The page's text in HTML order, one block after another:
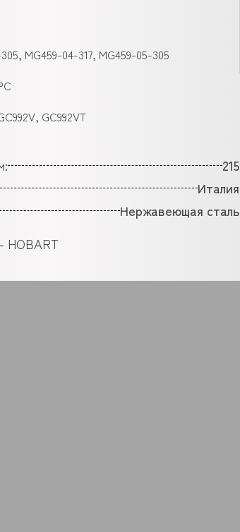
MG459-04-317, MG459-05-305
GC992VT
215
Италия
Нержавеющая сталь
HOBART